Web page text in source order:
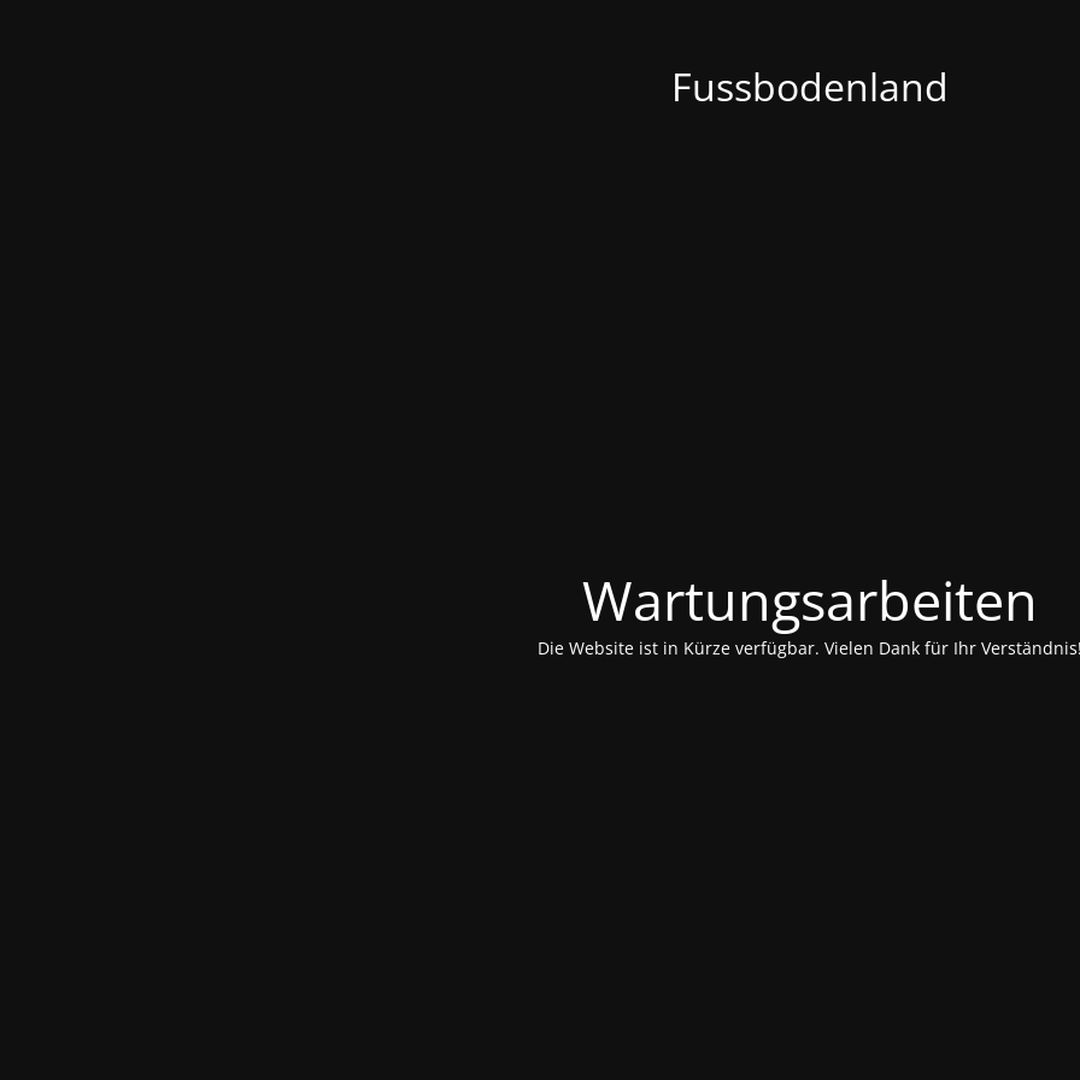
Fussbodenland
Wartungsarbeiten
Die Website ist in Kürze verfügbar. Vielen Dank für Ihr